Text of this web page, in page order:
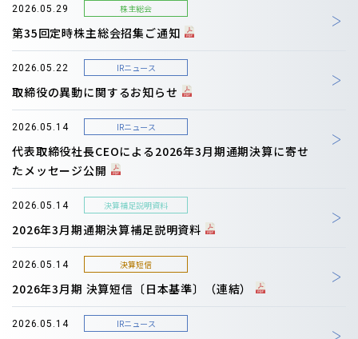
2026.05.29 株主総会
第35回定時株主総会招集ご通知
2026.05.22 IRニュース
取締役の異動に関するお知らせ
2026.05.14 IRニュース
代表取締役社長CEOによる2026年3月期通期決算に寄せ
たメッセージ公開
2026.05.14 決算補足説明資料
2026年3月期通期決算補足説明資料
2026.05.14 決算短信
2026年3月期 決算短信〔日本基準〕（連結）
2026.05.14 IRニュース